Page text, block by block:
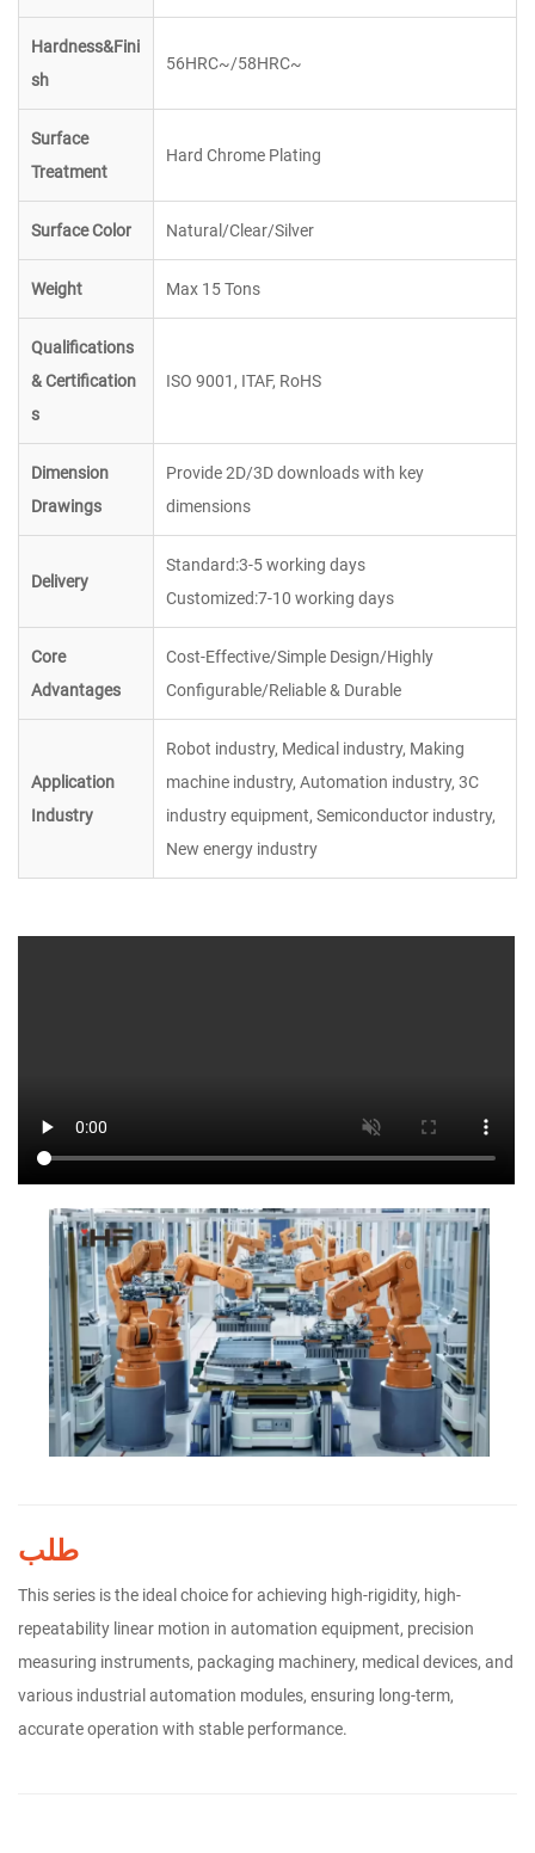
Hardness&Fini
sh
56HRC~/58HRC~
Surface
Treatment
Hard Chrome Plating
Surface Color Natural/Clear/Silver
Weight Max 15 Tons
Qualifications
&Certification
s
ISO 9001, ITAF, RoHS
Dimension
Drawings
Provide 2D/3D downloads with key
dimensions
Delivery
Standard:3-5 working days
Customized:7-10 working days
Core
Advantages
Cost-Effective/Simple Design/Highly
Configurable/Reliable & Durable
Application
Industry
Robot industry, Medical industry, Making
machine industry, Automation industry, 3C
industry equipment, Semiconductor industry,
New energy industry
طلب
This series is the ideal choice for achieving high-rigidity, high-
repeatability linear motion in automation equipment, precision
measuring instruments, packaging machinery, medical devices, and
various industrial automation modules, ensuring long-term,
accurate operation with stable performance.